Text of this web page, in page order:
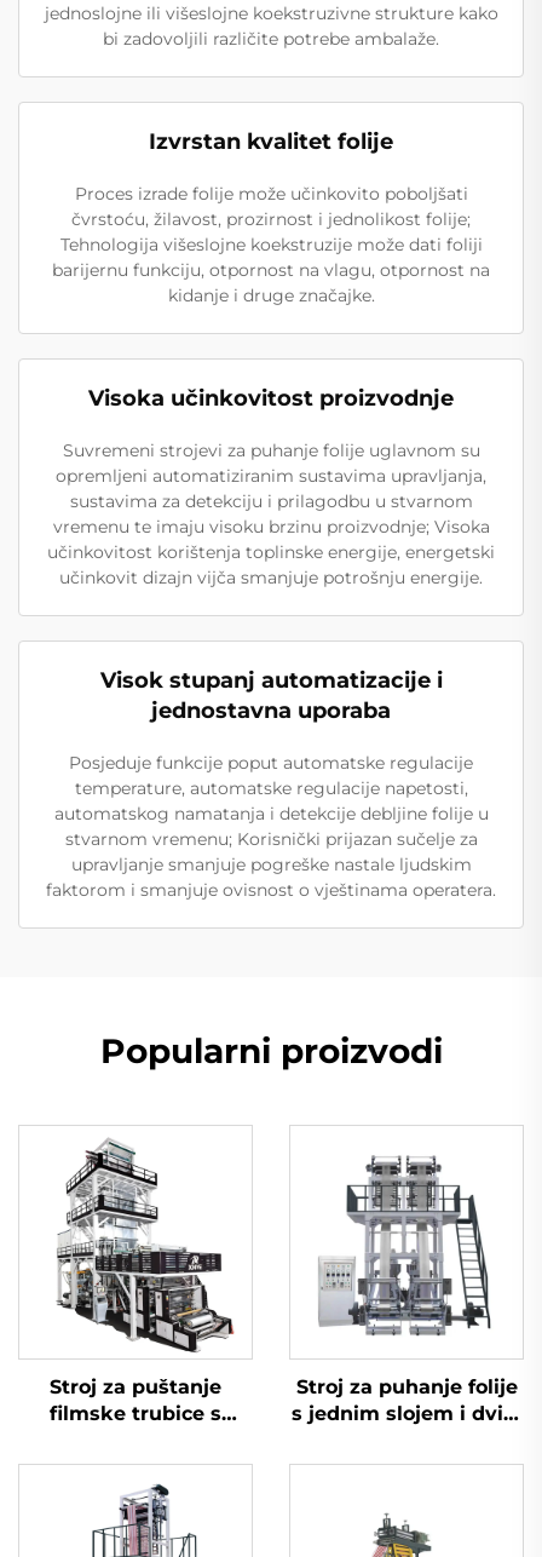
jednoslojne ili višeslojne koekstruzivne strukture kako
bi zadovoljili različite potrebe ambalaže.
Izvrstan kvalitet folije
Proces izrade folije može učinkovito poboljšati
čvrstoću, žilavost, prozirnost i jednolikost folije;
Tehnologija višeslojne koekstruzije može dati foliji
barijernu funkciju, otpornost na vlagu, otpornost na
kidanje i druge značajke.
Visoka učinkovitost proizvodnje
Suvremeni strojevi za puhanje folije uglavnom su
opremljeni automatiziranim sustavima upravljanja,
sustavima za detekciju i prilagodbu u stvarnom
vremenu te imaju visoku brzinu proizvodnje; Visoka
učinkovitost korištenja toplinske energije, energetski
učinkovit dizajn vijča smanjuje potrošnju energije.
Visok stupanj automatizacije i
jednostavna uporaba
Posjeduje funkcije poput automatske regulacije
temperature, automatske regulacije napetosti,
automatskog namatanja i detekcije debljine folije u
stvarnom vremenu; Korisnički prijazan sučelje za
upravljanje smanjuje pogreške nastale ljudskim
faktorom i smanjuje ovisnost o vještinama operatera.
Popularni proizvodi
Stroj za puštanje
filmske trubice s
sedmstrukim slojem
ko-ekstruzije i
rotirajućom trakom
Stroj za puhanje folije
s jednim slojem i dvije